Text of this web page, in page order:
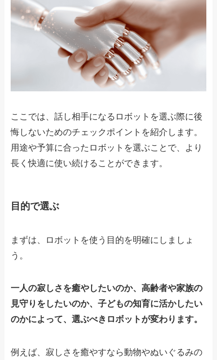
ここでは、話し相手になるロボットを選ぶ際に後
悔しないためのチェックポイントを紹介します。
用途や予算に合ったロボットを選ぶことで、より
長く快適に使い続けることができます。
目的で選ぶ
まずは、ロボットを使う目的を明確にしましょ
う。
一人の寂しさを癒やしたいのか、高齢者や家族の
見守りをしたいのか、子どもの知育に活かしたい
のかによって、選ぶべきロボットが変わります。
例えば、寂しさを癒やすなら動物やぬいぐるみの